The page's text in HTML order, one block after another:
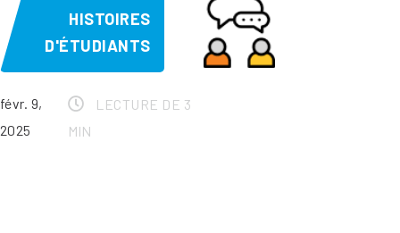
HISTOIRES
D'ÉTUDIANTS
févr. 9,
2025
LECTURE DE 3
MIN